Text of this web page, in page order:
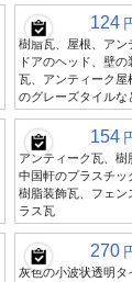
124
樹脂瓦、屋根、アン
ドアのヘッド、壁
瓦、アンティーク屋
のグレーズタイルな
154
アンティーク瓦、樹
中国軒のプラスチッ
樹脂装飾瓦、フェン
ラス瓦
270
灰色の小波状透明タ